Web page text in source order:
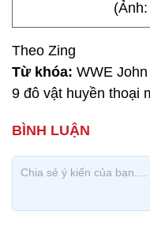
Theo Zing
Từ khóa: WWE
9 đô vật huyền thoại